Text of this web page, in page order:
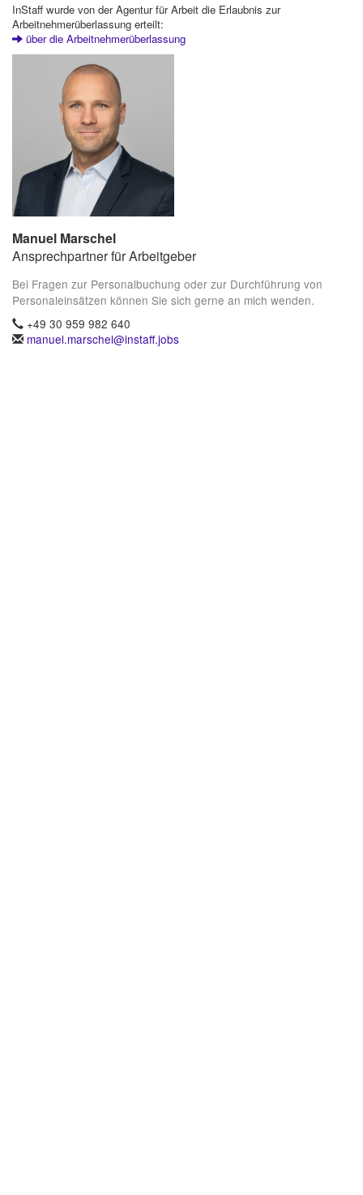
InStaff wurde von der Agentur für Arbeit die Erlaubnis zur
Arbeitnehmerüberlassung erteilt:
über die Arbeitnehmerüberlassung
Manuel Marschel
Ansprechpartner für Arbeitgeber
Bei Fragen zur Personalbuchung oder zur Durchführung von
Personaleinsätzen können Sie sich gerne an mich wenden.
+49 30 959 982 640
manuel.marschel@instaff.jobs